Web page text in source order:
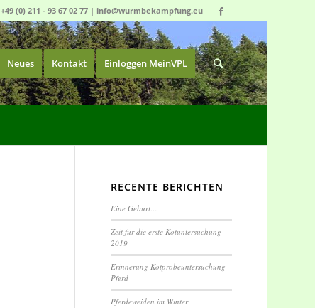
+49 (0) 211 - 93 67 02 77| info@wurmbekampfung.eu
Neues Kontakt Einloggen MeinVPL
RECENTE BERICHTEN
Eine Geburt…
Zeit für die erste Kotuntersuchung
2019
Erinnerung Kotprobeuntersuchung
Pferd
Pferdeweiden im Winter